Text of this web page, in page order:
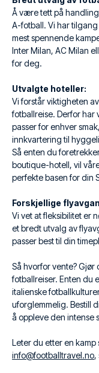
Å være tett på
A-fotball. Vi har
mest spennende
Inter Milan, AC Milan
for deg.
Utvalgte hoteller:
Vi forstår viktigheten
fotballreise. Derfor har
passer for enhver
innkvartering til
Så enten du
boutique-hotell, vil
perfekte basen for din
Forskjellige
Vi vet at fleksibilitet er
et bredt utvalg av
passer best til din
Så hvorfor vente?
fotballreiser. Enten du
italienske
uforglemmelig. Bestill
å oppleve den intense
Leter du etter en kamp
info@footballtravel.no,